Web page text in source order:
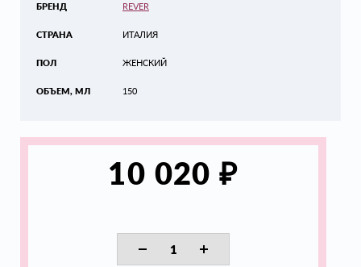
БРЕНД
СТРАНА
ПОЛ
ОБЪЕМ, МЛ
REVER
ИТАЛИЯ
ЖЕНСКИЙ
150
10 020₽